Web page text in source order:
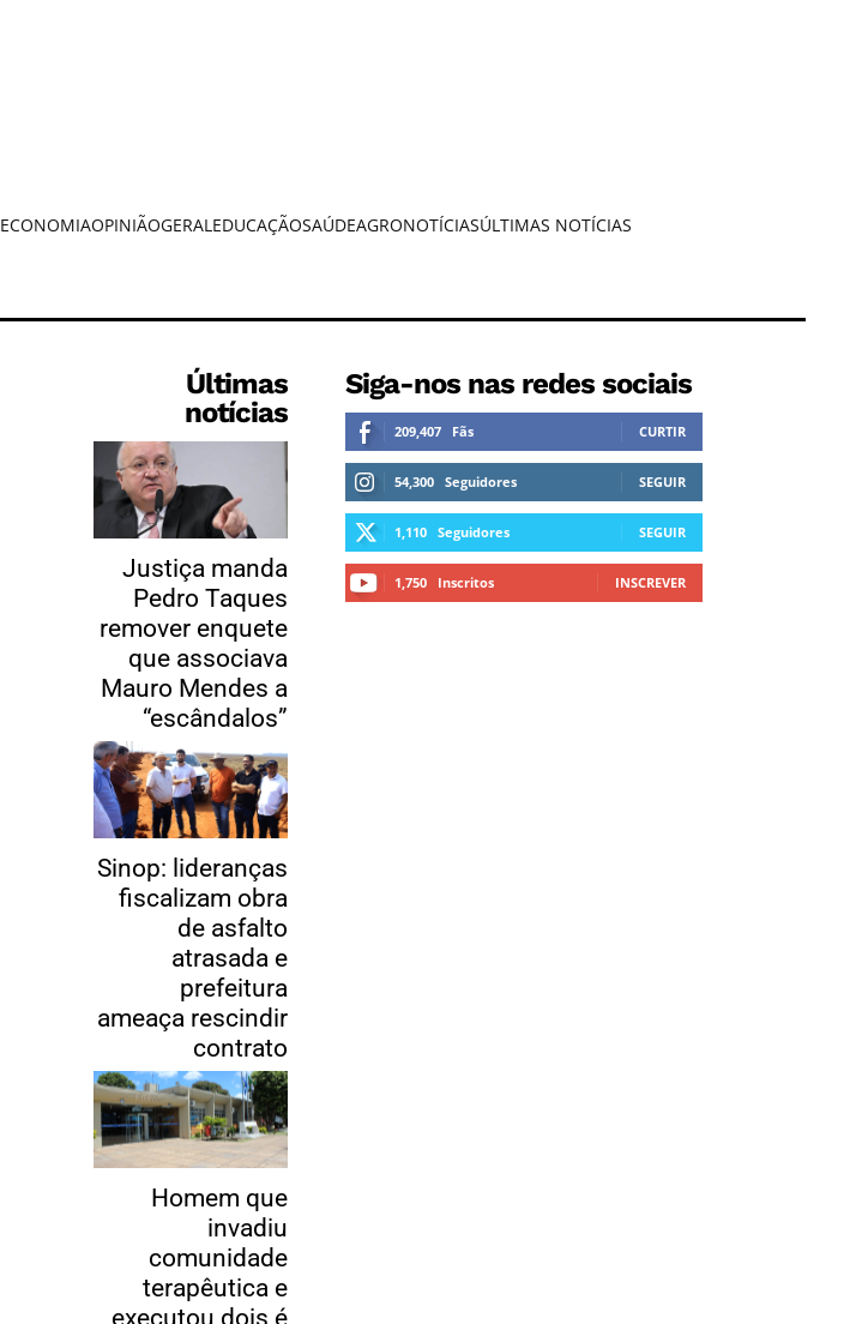
ECONOMIAOPINIÃOGERALEDUCAÇÃOSAÚDEAGRONOTÍCIASÚLTIMAS NOTÍCIAS
Últimas
notícias
Justiça manda
Pedro Taques
remover enquete
que associava
Mauro Mendes a
“escândalos”
Sinop: lideranças
fiscalizam obra
de asfalto
atrasada e
prefeitura
ameaça rescindir
contrato
Homem que
invadiu
comunidade
terapêutica e
Siga-nos nas redes sociais
209,407 Fãs CURTIR
54,300 Seguidores SEGUIR
1,110 Seguidores SEGUIR
1,750 Inscritos INSCREVER